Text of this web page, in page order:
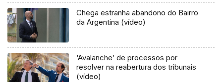
Chega estranha abandono do Bairro
da Argentina (vídeo)
‘Avalanche’ de processos por
resolver na reabertura dos tribunais
(vídeo)